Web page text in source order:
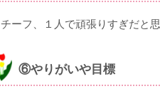
チーフ、１人で頑張りすぎだと
⑥やりがいや目標